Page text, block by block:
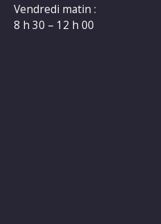
Vendredi matin :
8 h 30 – 12 h 00